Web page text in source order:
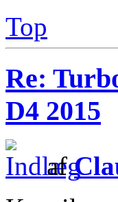
Top
Re:
D4 2015
af